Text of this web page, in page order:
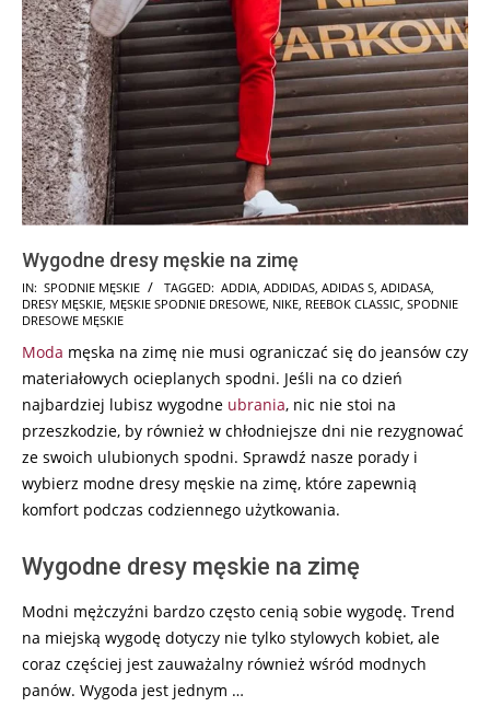
Wygodne dresy męskie na zimę
2024-
12-
IN: SPODNIE MĘSKIE TAGGED: ADDIA, ADDIDAS, ADIDAS S, ADIDASA,
DRESY MĘSKIE, MĘSKIE SPODNIE DRESOWE, NIKE, REEBOK CLASSIC, SPODNIE
DRESOWE MĘSKIE
Moda męska na zimę nie musi ograniczać się do jeansów czy
materiałowych ocieplanych spodni. Jeśli na co dzień
najbardziej lubisz wygodne ubrania, nic nie stoi na
przeszkodzie, by również w chłodniejsze dni nie rezygnować
ze swoich ulubionych spodni. Sprawdź nasze porady i
wybierz modne dresy męskie na zimę, które zapewnią
komfort podczas codziennego użytkowania.
Wygodne dresy męskie na zimę
Modni mężczyźni bardzo często cenią sobie wygodę. Trend
na miejską wygodę dotyczy nie tylko stylowych kobiet, ale
coraz częściej jest zauważalny również wśród modnych
panów. Wygoda jest jednym …